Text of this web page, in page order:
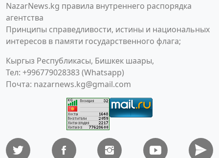
NazarNews.kg правила внутреннего распорядка
агентства
Принципы справедливости, истины и национальных
интересов в памяти государственного флага;
Кыргыз Республикасы, Бишкек шаары,
Тел: +996779028383 (Whatsapp)
Почта: nazarnews.kg@gmail.com